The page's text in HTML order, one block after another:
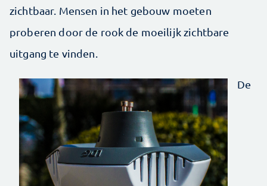
zichtbaar. Mensen in het gebouw moeten
proberen door de rook de moeilijk zichtbare
uitgang te vinden.
De